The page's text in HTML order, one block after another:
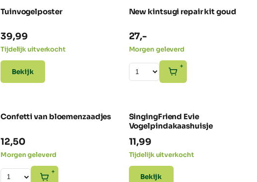
Tuinvogelposter
39,99
Tijdelijk uitverkocht
Bekijk
GEZIEN IN NRC
New kintsugi repair kit goud
27,-
Morgen geleverd
+
Confetti van bloemenzaadjes
12,50
Morgen geleverd
+
SingingFriend Evie
Vogelpindakaashuisje
11,99
Tijdelijk uitverkocht
Bekijk